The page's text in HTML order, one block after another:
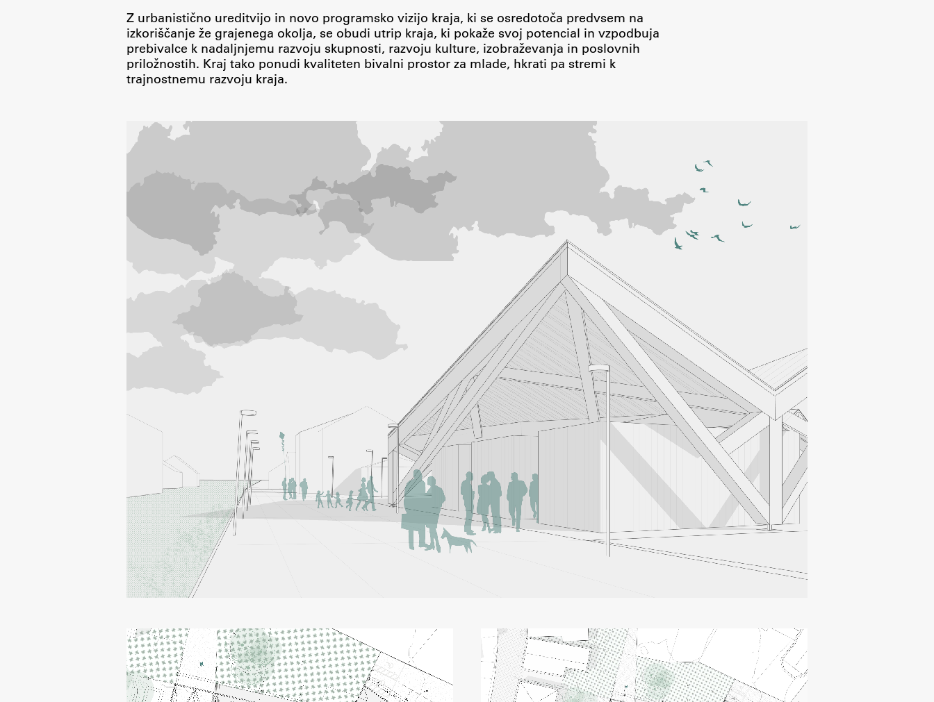
Final Theses and Dissertations
Development cooperation and
Publishing
Collections
Z urbanistično ureditvijo in novo programsko vizijo kraja, ki se osredotoča predvsem na
izkoriščanje že grajenega okolja, se obudi utrip kraja, ki pokaže svoj potencial in vzpodbuja
prebivalce k nadaljnjemu razvoju skupnosti, razvoju kulture, izobraževanja in poslovnih
priložnostih. Kraj tako ponudi kvaliteten bivalni prostor za mlade, hkrati pa stremi k
trajnostnemu razvoju kraja.